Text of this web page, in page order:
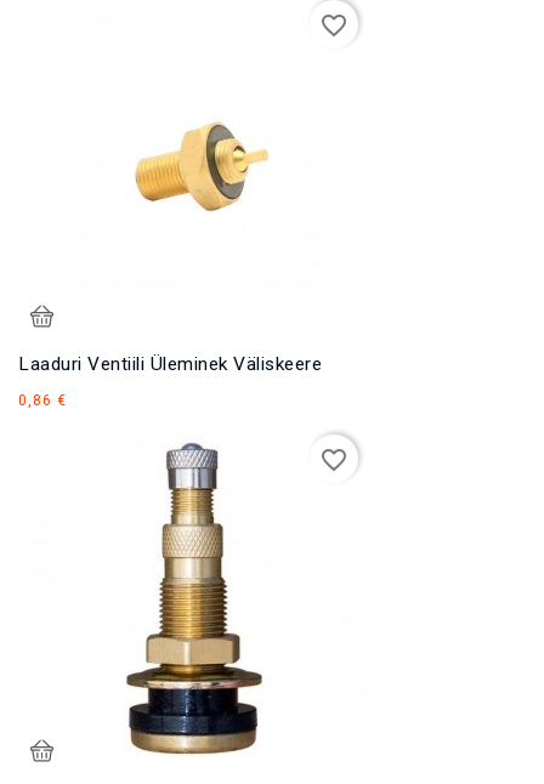
Laaduri Ventiili Üleminek Väliskeere
0,86 €
favorite_border
favorite_border